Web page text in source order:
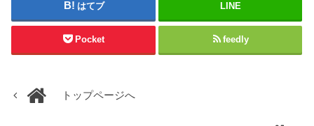
はてブ LINE
Pocket feedly
トップページへ